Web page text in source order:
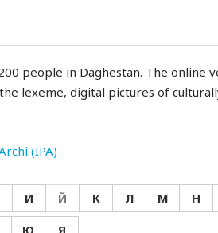
people in Daghestan. The online
lexeme, digital pictures of
(IPA)
И Й К Л М Н
Ю Я